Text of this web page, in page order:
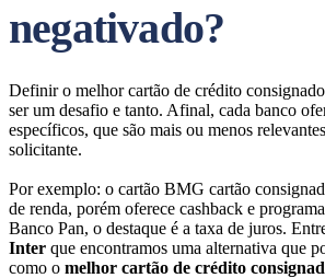
negativado?
Definir o melhor cartão de crédito
ser um desafio e tanto. Afinal, cada banco
específicos, que são mais ou menos
solicitante.
Por exemplo: o cartão BMG cartão
de renda, porém oferece cashback e
Banco Pan, o destaque é a taxa de juros.
Inter que encontramos uma alternativa que
como o melhor cartão de crédito